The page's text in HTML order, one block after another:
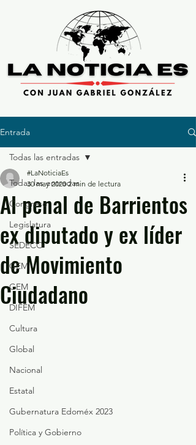
Entrada
Todas las entradas
Congreso
Legislatura
SEDECO
GEM
GEM
DIFEM
Cultura
Global
Nacional
Estatal
Gubernatura Edoméx 2023
Política y Gobierno
Todas las entradas
Al penal de Barrientos
ex diputado y ex líder
de Movimiento
Ciudadano
#LaNoticiaEs
30 may 2020 2 min de lectura